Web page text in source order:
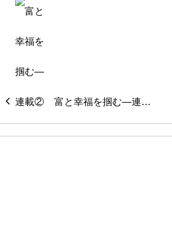
富と幸福を掴む―連…